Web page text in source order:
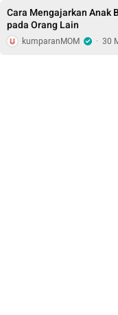
Cara Mengajarkan Anak
pada Orang Lain
kumparanMOM · 30